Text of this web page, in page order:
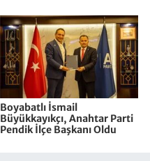
Boyabatlı İsmail
Büyükkayıkçı, Anahtar Parti
Pendik İlçe Başkanı Oldu